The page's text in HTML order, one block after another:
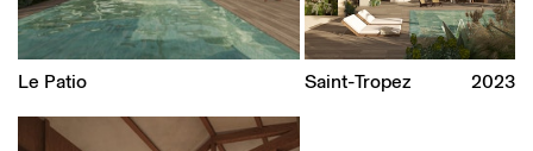
Le Patio Saint-Tropez 2023